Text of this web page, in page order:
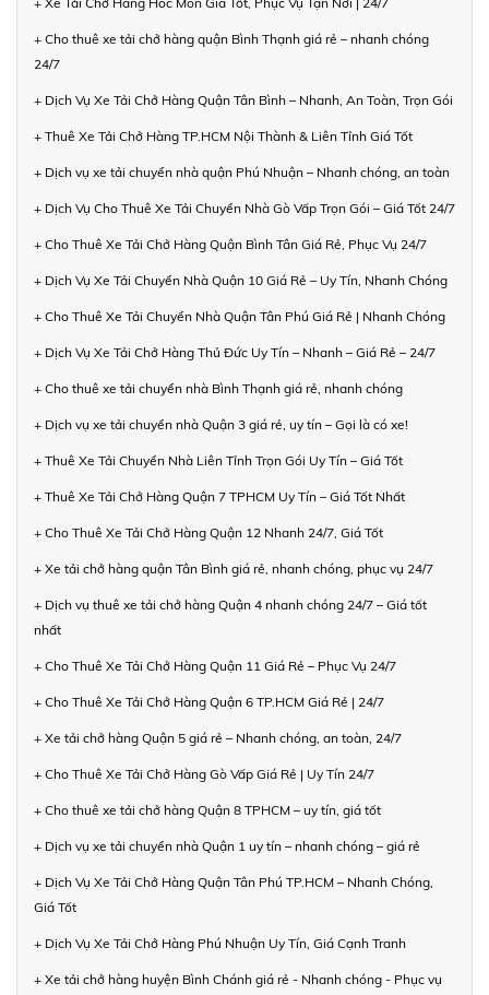
+ Cho thuê xe tải chở hàng quận Bình Thạnh giá rẻ – nhanh chóng
24/7
+ Dịch Vụ Xe Tải Chở Hàng Quận Tân Bình – Nhanh, An Toàn, Trọn Gói
+ Thuê Xe Tải Chở Hàng TP.HCM Nội Thành & Liên Tỉnh Giá Tốt
+ Dịch vụ xe tải chuyển nhà quận Phú Nhuận – Nhanh chóng, an toàn
+ Dịch Vụ Cho Thuê Xe Tải Chuyển Nhà Gò Vấp Trọn Gói – Giá Tốt 24/7
+ Cho Thuê Xe Tải Chở Hàng Quận Bình Tân Giá Rẻ, Phục Vụ 24/7
+ Dịch Vụ Xe Tải Chuyển Nhà Quận 10 Giá Rẻ – Uy Tín, Nhanh Chóng
+ Cho Thuê Xe Tải Chuyển Nhà Quận Tân Phú Giá Rẻ | Nhanh Chóng
+ Dịch Vụ Xe Tải Chở Hàng Thủ Đức Uy Tín – Nhanh – Giá Rẻ – 24/7
+ Cho thuê xe tải chuyển nhà Bình Thạnh giá rẻ, nhanh chóng
+ Dịch vụ xe tải chuyển nhà Quận 3 giá rẻ, uy tín – Gọi là có xe!
+ Thuê Xe Tải Chuyển Nhà Liên Tỉnh Trọn Gói Uy Tín – Giá Tốt
+ Thuê Xe Tải Chở Hàng Quận 7 TPHCM Uy Tín – Giá Tốt Nhất
+ Cho Thuê Xe Tải Chở Hàng Quận 12 Nhanh 24/7, Giá Tốt
+ Xe tải chở hàng quận Tân Bình giá rẻ, nhanh chóng, phục vụ 24/7
+ Dịch vụ thuê xe tải chở hàng Quận 4 nhanh chóng 24/7 – Giá tốt
nhất
+ Cho Thuê Xe Tải Chở Hàng Quận 11 Giá Rẻ – Phục Vụ 24/7
+ Cho Thuê Xe Tải Chở Hàng Quận 6 TP.HCM Giá Rẻ | 24/7
+ Xe tải chở hàng Quận 5 giá rẻ – Nhanh chóng, an toàn, 24/7
+ Cho Thuê Xe Tải Chở Hàng Gò Vấp Giá Rẻ | Uy Tín 24/7
+ Cho thuê xe tải chở hàng Quận 8 TPHCM – uy tín, giá tốt
+ Dịch vụ xe tải chuyển nhà Quận 1 uy tín – nhanh chóng – giá rẻ
+ Dịch Vụ Xe Tải Chở Hàng Quận Tân Phú TP.HCM – Nhanh Chóng,
Giá Tốt
+ Dịch Vụ Xe Tải Chở Hàng Phú Nhuận Uy Tín, Giá Cạnh Tranh
+ Xe tải chở hàng huyện Bình Chánh giá rẻ - Nhanh chóng - Phục vụ